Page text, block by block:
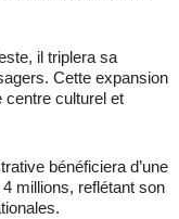
il triplera sa
Cette expansion
centre culturel et
bénéficiera d’une
millions, reflétant son